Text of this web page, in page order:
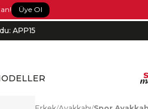
Üye Ol
APP15